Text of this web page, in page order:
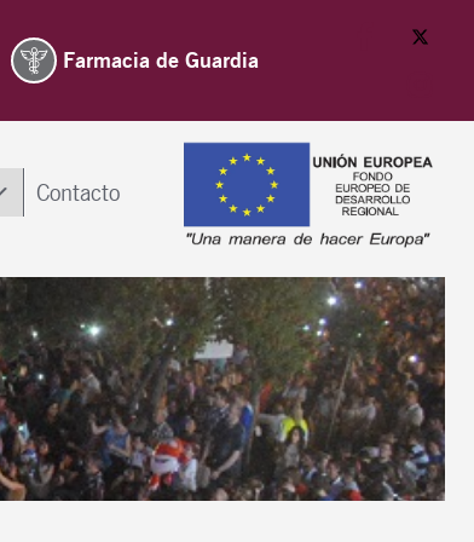
Farmacia de Guardia
Contacto